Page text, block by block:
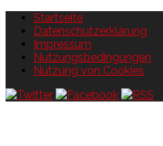
Startseite
Datenschutzerklärung
Impressum
Nutzungsbedingungen
Nutzung von Cookies